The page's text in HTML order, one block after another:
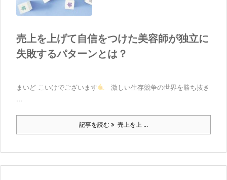
売上を上げて自信をつけた美容師が独立に
失敗するパターンとは？
まいど こいけでございます
激しい生存競争の世界を勝ち抜き
...
記事を読む 売上を上 ...